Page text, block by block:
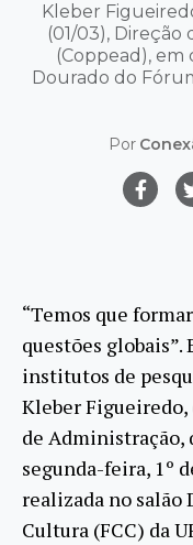
Kleber
(01/03),
(Coppead), em
Dourado do
Por
“Temos que
questões globais”.
institutos de
Kleber
de Administração,
segunda-feira, 1º
realizada no salão
Cultura (FCC) da